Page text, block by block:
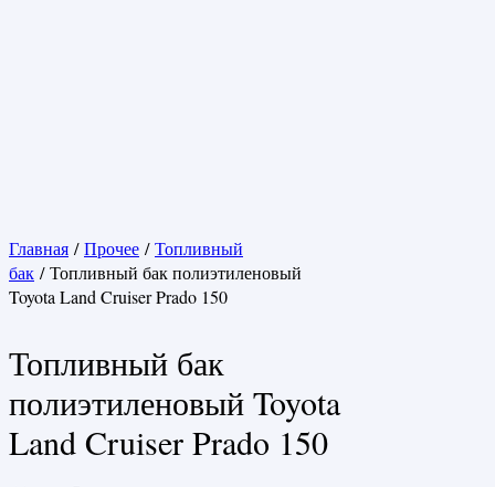
Главная /Прочее /Топливный
бак / Топливный бак полиэтиленовый
Toyota Land Cruiser Prado 150
Топливный бак
полиэтиленовый Toyota
Land Cruiser Prado 150